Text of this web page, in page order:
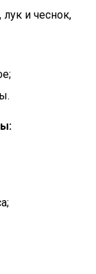
и чеснок,